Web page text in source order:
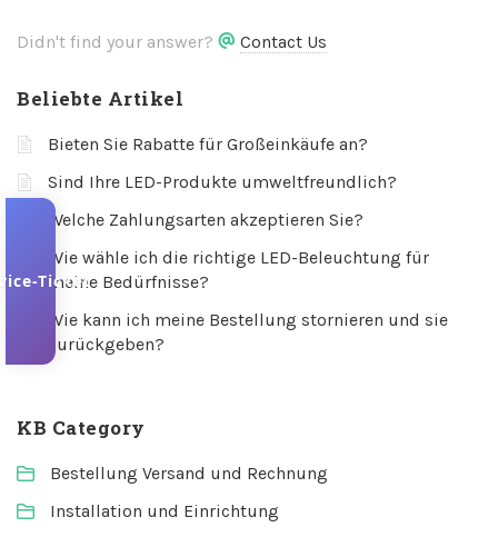
Didn't find your answer? Contact Us
Beliebte Artikel
Bieten Sie Rabatte für Großeinkäufe an?
Sind Ihre LED-Produkte umweltfreundlich?
Welche Zahlungsarten akzeptieren Sie?
Wie wähle ich die richtige LED-Beleuchtung für
meine Bedürfnisse?
Wie kann ich meine Bestellung stornieren und sie
zurückgeben?
KB Category
Bestellung Versand und Rechnung
Installation und Einrichtung
Ticket